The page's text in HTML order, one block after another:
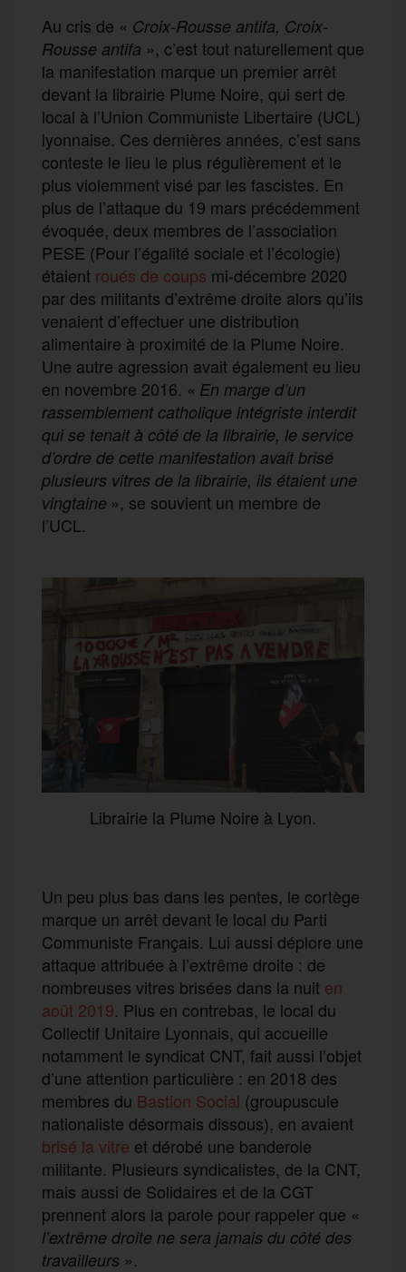
Au cris de « Croix-Rousse antifa, Croix-
Rousse antifa », c’est tout naturellement que
la manifestation marque un premier arrêt
devant la librairie Plume Noire, qui sert de
local à l’Union Communiste Libertaire (UCL)
lyonnaise. Ces dernières années, c’est sans
conteste le lieu le plus régulièrement et le
plus violemment visé par les fascistes. En
plus de l’attaque du 19 mars précédemment
évoquée, deux membres de l’association
PESE (Pour l’égalité sociale et l’écologie)
étaient roués de coups mi-décembre 2020
par des militants d’extrême droite alors qu’ils
venaient d’effectuer une distribution
alimentaire à proximité de la Plume Noire.
Une autre agression avait également eu lieu
en novembre 2016. « En marge d’un
rassemblement catholique intégriste interdit
qui se tenait à côté de la librairie, le service
d’ordre de cette manifestation avait brisé
plusieurs vitres de la librairie, ils étaient une
vingtaine », se souvient un membre de
l’UCL.
Librairie la Plume Noire à Lyon.
Un peu plus bas dans les pentes, le cortège
marque un arrêt devant le local du Parti
Communiste Français. Lui aussi déplore une
attaque attribuée à l’extrême droite : de
nombreuses vitres brisées dans la nuit en
août 2019. Plus en contrebas, le local du
Collectif Unitaire Lyonnais, qui accueille
notamment le syndicat CNT, fait aussi l’objet
d’une attention particulière : en 2018 des
membres du Bastion Social (groupuscule
nationaliste désormais dissous), en avaient
brisé la vitre et dérobé une banderole
militante. Plusieurs syndicalistes, de la CNT,
mais aussi de Solidaires et de la CGT
prennent alors la parole pour rappeler que «
l’extrême droite ne sera jamais du côté des
travailleurs ».